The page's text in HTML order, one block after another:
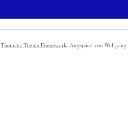
Thematic Theme Framework. Angepasst von